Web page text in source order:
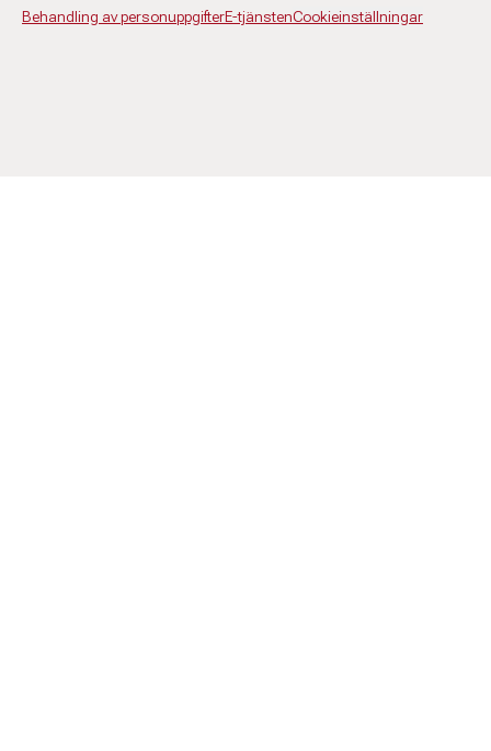
Behandling av personuppgifterE-tjänstenCookieinställningar